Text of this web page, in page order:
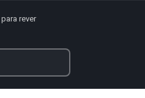
para rever